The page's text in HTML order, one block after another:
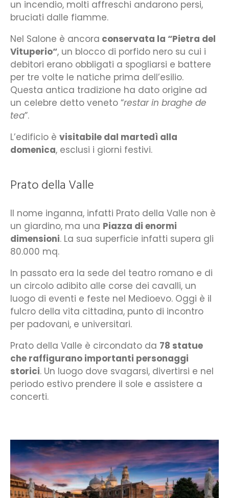
un incendio, molti affreschi andarono persi,
bruciati dalle fiamme.
Nel Salone è ancora conservata la “Pietra del
Vituperio“, un blocco di porfido nero su cui i
debitori erano obbligati a spogliarsi e battere
per tre volte le natiche prima dell’esilio.
Questa antica tradizione ha dato origine ad
un celebre detto veneto “restar in braghe de
tea”.
L’edificio è visitabile dal martedì alla
domenica, esclusi i giorni festivi.
Prato della Valle
Il nome inganna, infatti Prato della Valle non è
un giardino, ma una Piazza di enormi
dimensioni. La sua superficie infatti supera gli
80.000 mq.
In passato era la sede del teatro romano e di
un circolo adibito alle corse dei cavalli, un
luogo di eventi e feste nel Medioevo. Oggi è il
fulcro della vita cittadina, punto di incontro
per padovani, e universitari.
Prato della Valle è circondato da 78 statue
che raffigurano importanti personaggi
storici. Un luogo dove svagarsi, divertirsi e nel
periodo estivo prendere il sole e assistere a
concerti.